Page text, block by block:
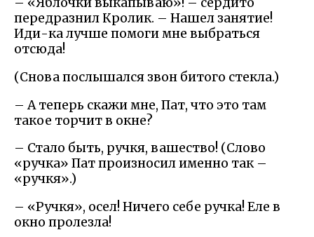
передразнил Кролик. – Нашел занятие!
Иди-ка лучше помоги мне выбраться
отсюда!
(Снова послышался звон битого стекла.)
– А теперь скажи мне, Пат, что это там
такое торчит в окне?
– Стало быть, ручкя, вашество! (Слово
«ручка» Пат произносил именно так –
«ручкя».)
– «Ручкя», осел! Ничего себе ручка! Еле в
окно пролезла!